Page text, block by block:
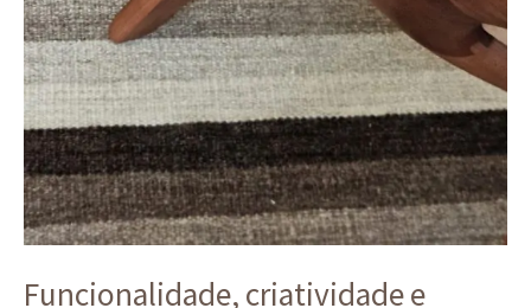
Funcionalidade, criatividade e